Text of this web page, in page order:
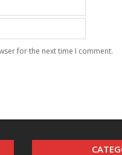
for the next time I comment.